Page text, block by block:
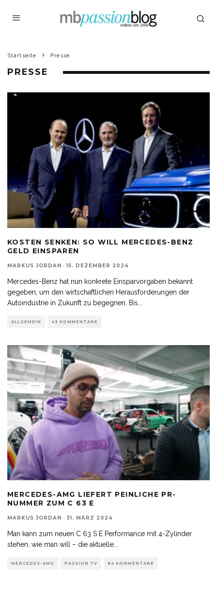
Startseite Presse
PRESSE
KOSTEN SENKEN: SO WILL MERCEDES-BENZ
GELD EINSPAREN
MARKUS JORDAN · 15. DEZEMBER 2024
Mercedes-Benz hat nun konkrete Einsparvorgaben bekannt
gegeben, um den wirtschaftlichen Herausforderungen der
Autoindustrie in Zukunft zu begegnen. Bis
ALLGEMEIN 43 KOMMENTARE
MERCEDES-AMG LIEFERT PEINLICHE PR-
NUMMER ZUM C 63 E
MARKUS JORDAN · 31. MÄRZ 2024
Man kann zum neuen C 63 S E Performance mit 4-Zylinder
stehen, wie man will – die aktuelle...
MERCEDES-AMG PASSION TV 84 KOMMENTARE